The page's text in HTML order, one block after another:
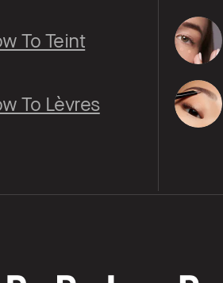
To Teint
To Lèvres